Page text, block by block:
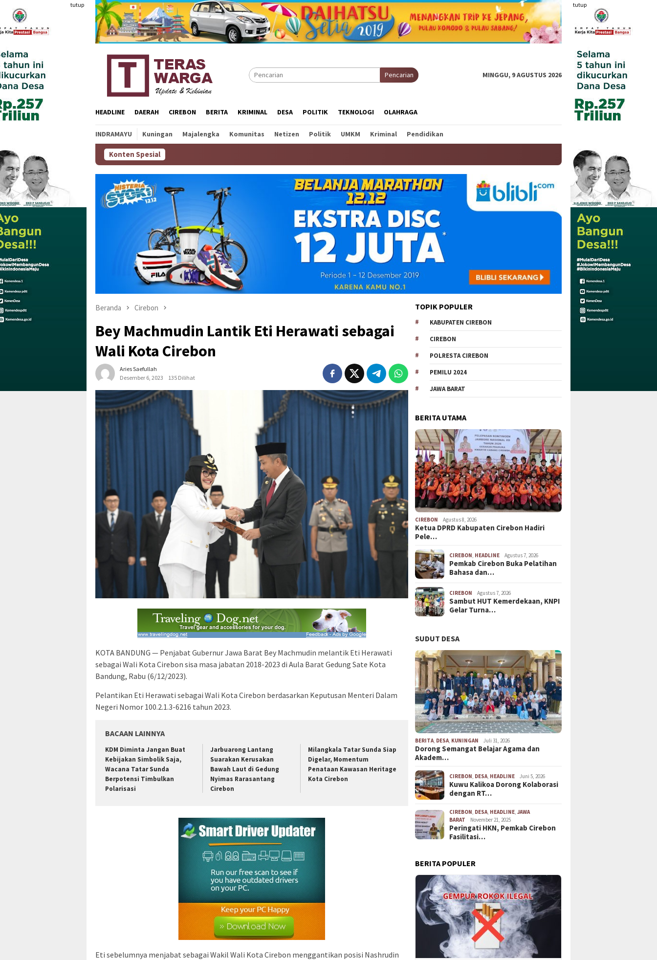
Loncat
konten
tutup tutup
Pencarian MINGGU, 9 AGUSTUS 2026
HEADLINE DAERAH CIREBON BERITA KRIMINAL DESA POLITIK TEKNOLOGI OLAHRAGA
INDRAMAYU Kuningan Majalengka Komunitas Netizen Politik UMKM Kriminal Pendidikan
Konten Spesial
Beranda Cirebon
Bey Machmudin Lantik Eti Herawati sebagai
Wali Kota Cirebon
Aries Saefullah
Desember 6, 2023
135 Dilihat
KOTA BANDUNG — Penjabat Gubernur Jawa Barat Bey Machmudin melantik Eti Herawati
sebagai Wali Kota Cirebon sisa masa jabatan 2018-2023 di Aula Barat Gedung Sate Kota
Bandung, Rabu (6/12/2023).
Pelantikan Eti Herawati sebagai Wali Kota Cirebon berdasarkan Keputusan Menteri Dalam
Negeri Nomor 100.2.1.3-6216 tahun 2023.
BACAAN LAINNYA
KDM Diminta Jangan Buat
Kebijakan Simbolik Saja,
Wacana Tatar Sunda
Berpotensi Timbulkan
Polarisasi
Jarbuarong Lantang
Suarakan Kerusakan
Bawah Laut di Gedung
Nyimas Rarasantang
Cirebon
Milangkala Tatar Sunda Siap
Digelar, Momentum
Penataan Kawasan Heritage
Kota Cirebon
Eti sebelumnya menjabat sebagai Wakil Wali Kota Cirebon menggantikan posisi Nashrudin
TOPIK POPULER
KABUPATEN CIREBON
CIREBON
POLRESTA CIREBON
PEMILU 2024
JAWA BARAT
BERITA UTAMA
CIREBON Agustus 8, 2026
Ketua DPRD Kabupaten Cirebon Hadiri
Pele…
CIREBON, HEADLINE Agustus 7, 2026
Pemkab Cirebon Buka Pelatihan
Bahasa dan…
CIREBON Agustus 7, 2026
Sambut HUT Kemerdekaan, KNPI
Gelar Turna…
SUDUT DESA
BERITA, DESA, KUNINGAN Juli 31, 2026
Dorong Semangat Belajar Agama dan
Akadem…
CIREBON, DESA, HEADLINE Juni 5, 2026
Kuwu Kalikoa Dorong Kolaborasi
dengan RT…
CIREBON, DESA, HEADLINE,JAWA
BARAT
November 21, 2025
Peringati HKN, Pemkab Cirebon
Fasilitasi…
BERITA POPULER